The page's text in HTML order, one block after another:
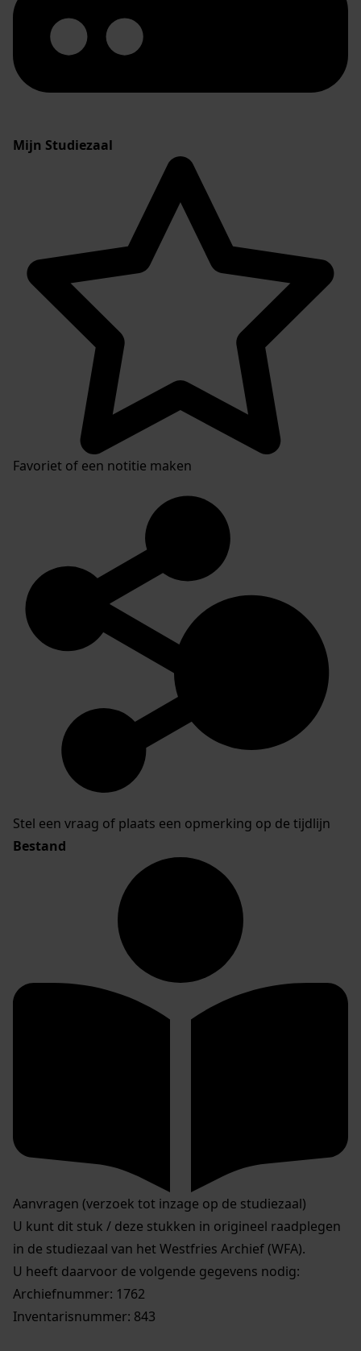
Mijn Studiezaal
Favoriet of een notitie maken
Stel een vraag of plaats een opmerking op de tijdlijn
Bestand
Aanvragen (verzoek tot inzage op de studiezaal)
U kunt dit stuk / deze stukken in origineel raadplegen
in de studiezaal van het Westfries Archief (WFA).
U heeft daarvoor de volgende gegevens nodig:
Archiefnummer: 1762
Inventarisnummer: 843